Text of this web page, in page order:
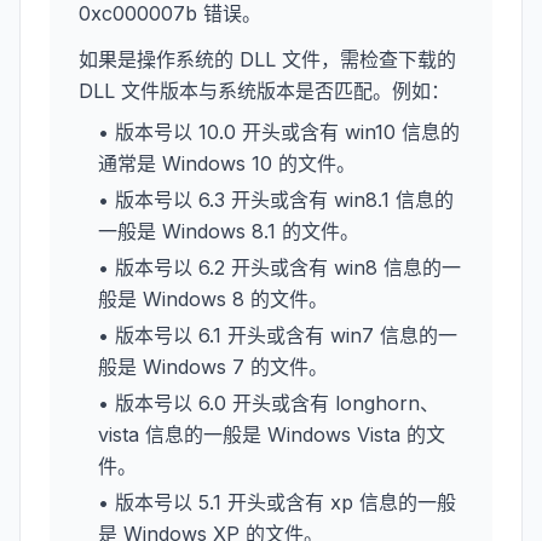
0xc000007b 错误。
如果是操作系统的 DLL 文件，需检查下载的
DLL 文件版本与系统版本是否匹配。例如：
• 版本号以 10.0 开头或含有 win10 信息的
通常是 Windows 10 的文件。
• 版本号以 6.3 开头或含有 win8.1 信息的
一般是 Windows 8.1 的文件。
• 版本号以 6.2 开头或含有 win8 信息的一
般是 Windows 8 的文件。
• 版本号以 6.1 开头或含有 win7 信息的一
般是 Windows 7 的文件。
• 版本号以 6.0 开头或含有 longhorn、
vista 信息的一般是 Windows Vista 的文
件。
• 版本号以 5.1 开头或含有 xp 信息的一般
是 Windows XP 的文件。